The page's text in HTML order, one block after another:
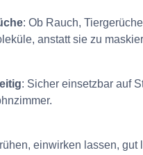
: Ob Rauch,
anstatt sie zu
: Sicher einsetzbar auf
einwirken lassen,